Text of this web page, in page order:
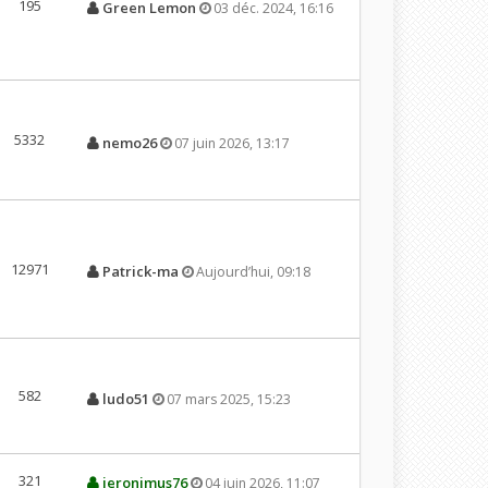
195 Green Lemon 03 déc. 2024, 16:16
5332 nemo26 07 juin 2026, 13:17
12971 Patrick-ma Aujourd’hui, 09:18
582 ludo51 07 mars 2025, 15:23
321 jeronimus76 04 juin 2026, 11:07